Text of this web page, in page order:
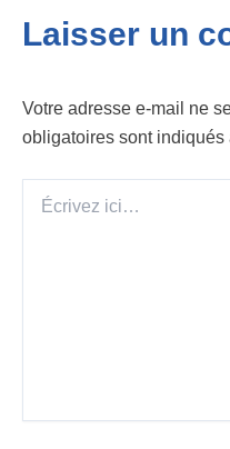
Laisser un
Votre adresse e-mail ne
obligatoires sont indiqués
ici…